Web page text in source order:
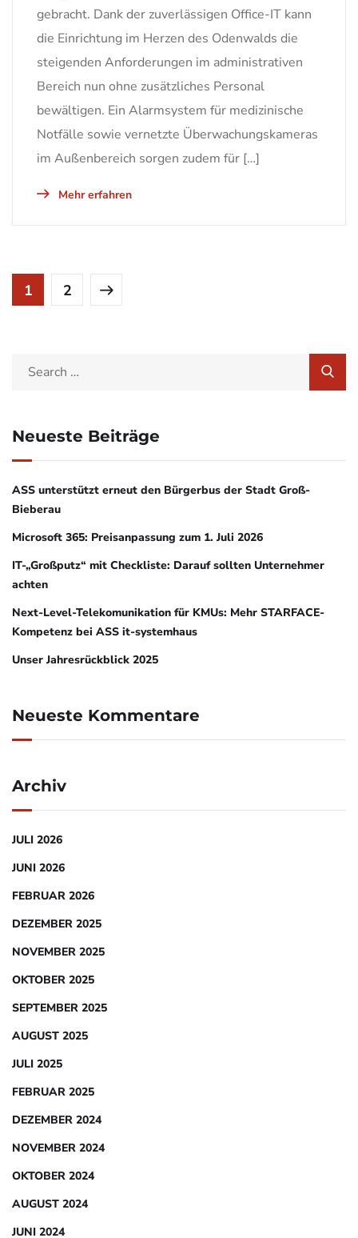
gebracht. Dank der zuverlässigen Office-IT kann
die Einrichtung im Herzen des Odenwalds die
steigenden Anforderungen im administrativen
Bereich nun ohne zusätzliches Personal
bewältigen. Ein Alarmsystem für medizinische
Notfälle sowie vernetzte Überwachungskameras
im Außenbereich sorgen zudem für […]
Mehr erfahren
1 2
Neueste Beiträge
ASS unterstützt erneut den Bürgerbus der Stadt Groß-
Bieberau
Microsoft 365: Preisanpassung zum 1. Juli 2026
IT-„Großputz“ mit Checkliste: Darauf sollten Unternehmer
achten
Next-Level-Telekomunikation für KMUs: Mehr STARFACE-
Kompetenz bei ASS it-systemhaus
Unser Jahresrückblick 2025
Neueste Kommentare
Archiv
JULI 2026
JUNI 2026
FEBRUAR 2026
DEZEMBER 2025
NOVEMBER 2025
OKTOBER 2025
SEPTEMBER 2025
AUGUST 2025
JULI 2025
FEBRUAR 2025
DEZEMBER 2024
NOVEMBER 2024
OKTOBER 2024
AUGUST 2024
JUNI 2024